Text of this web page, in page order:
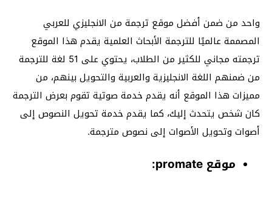
واحد من ضمن أفضل موقع ترجمة من الانجليزي للعربي
المصممة عالميًا للترجمة الأبحاث العلمية يقدم هذا الموقع
ترجمته مجاني للكثير من الطلاب، يحتوي على 51 لغة للترجمة
من ضمنهم اللغة الانجليزية والعربية والتحويل بينهم، من
مميزات هذا الموقع أنه يقدم خدمة صوتية تقوم بعرض الترجمة
كان شخص يتحدث إليك، كما يقدم خدمة تحويل النصوص إلى
أصوات وتحويل الأصوات إلى نصوص مترجمة.
موقع promate: